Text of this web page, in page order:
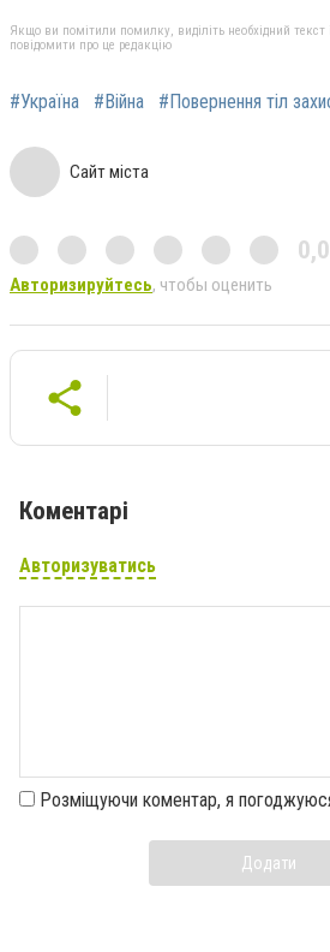
Якщо ви помітили помилку, виділіть необхідний текст
повідомити про це редакцію
#Україна #Війна #Повернення тіл
Сайт міста
0,0
Авторизируйтесь, чтобы оценить
Коментарі
Авторизуватись
Розміщуючи коментар, я
Додати